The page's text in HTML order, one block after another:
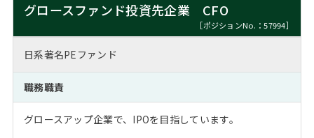
グロースファンド投資先企業 CFO
［ポジションNo.：57994］
日系著名PEファンド
職務職責
グロースアップ企業で、IPOを目指しています。